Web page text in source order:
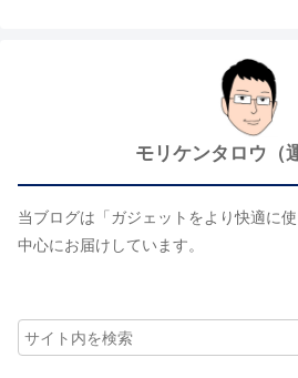
モリケンタロウ（
当ブログは「ガジェットをより快適に
中心にお届けしています。